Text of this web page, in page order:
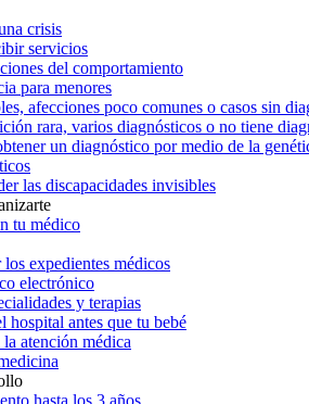
crisis
servicios
del comportamiento
para menores
afecciones poco comunes o casos sin
rara, varios diagnósticos o no tiene
un diagnóstico por medio de la
las discapacidades invisibles
tu médico
expedientes médicos
electrónico
y terapias
hospital antes que tu bebé
atención médica
hasta los 3 años